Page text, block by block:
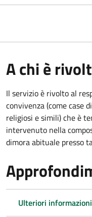
A chi è
Il servizio è rivolto al
convivenza (come case
religiosi e simili) che è
intervenuto nella
dimora abituale presso
Ulteriori informazioni